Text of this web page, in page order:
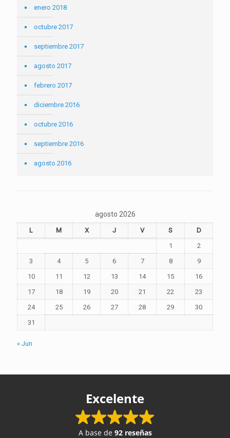
enero 2018
octubre 2017
septiembre 2017
agosto 2017
febrero 2017
diciembre 2016
octubre 2016
septiembre 2016
agosto 2016
agosto 2026
L M X J V S
D
1
2
3
4 5 6 7 8
9
10
11 12 13 14 15
16
17
18 19 20 21 22
23
24
25 26 27 28 29
30
31
« Jun
Excelente
A base de 92 reseñas